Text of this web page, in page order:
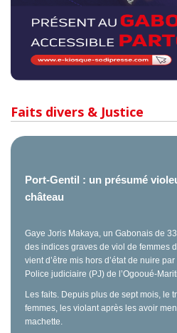
Faits divers & Justice
Port-Gentil : un présumé
château
Gaye Joris Makaya, un Gabonais de
des indices graves de viol de femmes
vient d’être mis hors d’état de nuire
Police judiciaire (PJ) de l’Ogooué-
Les faits. Depuis plus de sept mois, le
femmes, les violant après les avoir
machette.